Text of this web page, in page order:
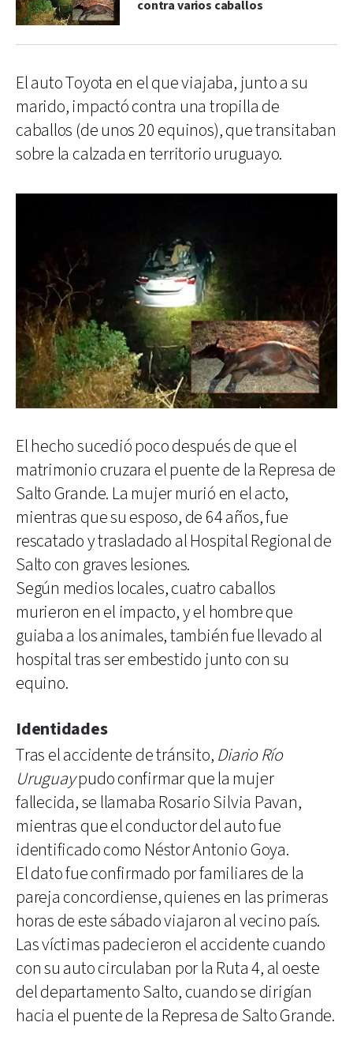
contra varios caballos
El auto Toyota en el que viajaba, junto a su
marido, impactó contra una tropilla de
caballos (de unos 20 equinos), que transitaban
sobre la calzada en territorio uruguayo.
El hecho sucedió poco después de que el
matrimonio cruzara el puente de la Represa de
Salto Grande. La mujer murió en el acto,
mientras que su esposo, de 64 años, fue
rescatado y trasladado al Hospital Regional de
Salto con graves lesiones.
Según medios locales, cuatro caballos
murieron en el impacto, y el hombre que
guiaba a los animales, también fue llevado al
hospital tras ser embestido junto con su
equino.
Identidades
Tras el accidente de tránsito, Diario Río
Uruguaypudo confirmar que la mujer
fallecida, se llamaba Rosario Silvia Pavan,
mientras que el conductor del auto fue
identificado como Néstor Antonio Goya.
El dato fue confirmado por familiares de la
pareja concordiense, quienes en las primeras
horas de este sábado viajaron al vecino país.
Las víctimas padecieron el accidente cuando
con su auto circulaban por la Ruta 4, al oeste
del departamento Salto, cuando se dirigían
hacia el puente de la Represa de Salto Grande.